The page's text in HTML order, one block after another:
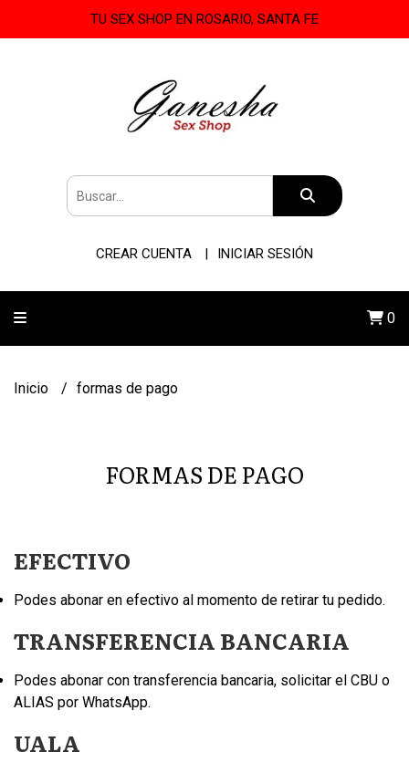
TU SEX SHOP EN ROSARIO, SANTA FE
CREAR CUENTA INICIAR SESIÓN
0
Inicio formas de pago
FORMAS DE PAGO
EFECTIVO
Podes abonar en efectivo al momento de retirar tu pedido.
TRANSFERENCIA BANCARIA
Podes abonar con transferencia bancaria, solicitar el CBU o
ALIAS por WhatsApp.
UALA